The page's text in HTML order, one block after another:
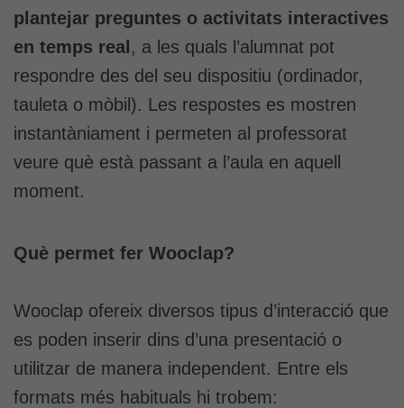
plantejar preguntes o activitats interactives
en temps real, a les quals l’alumnat pot
respondre des del seu dispositiu (ordinador,
tauleta o mòbil). Les respostes es mostren
instantàniament i permeten al professorat
veure què està passant a l’aula en aquell
moment.
Què permet fer Wooclap?
Wooclap ofereix diversos tipus d’interacció que
es poden inserir dins d’una presentació o
utilitzar de manera independent. Entre els
formats més habituals hi trobem: